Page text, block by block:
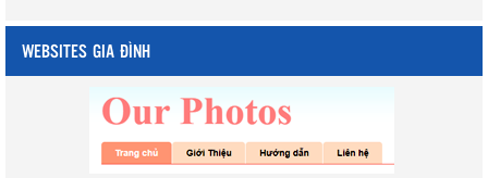
WEBSITES GIA ĐÌNH